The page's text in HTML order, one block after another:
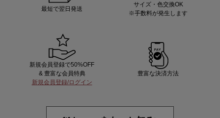
即戦力アイテム続々対象
最短で翌日発送
サイズ・色交換OK
※手数料が発生します
新規会員登録で50%OFF
& 豊富な会員特典
新規会員登録/ログイン
豊富な決済方法